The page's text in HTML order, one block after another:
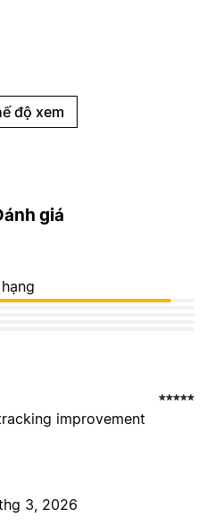
độ xem
giá
improvement
3, 2026